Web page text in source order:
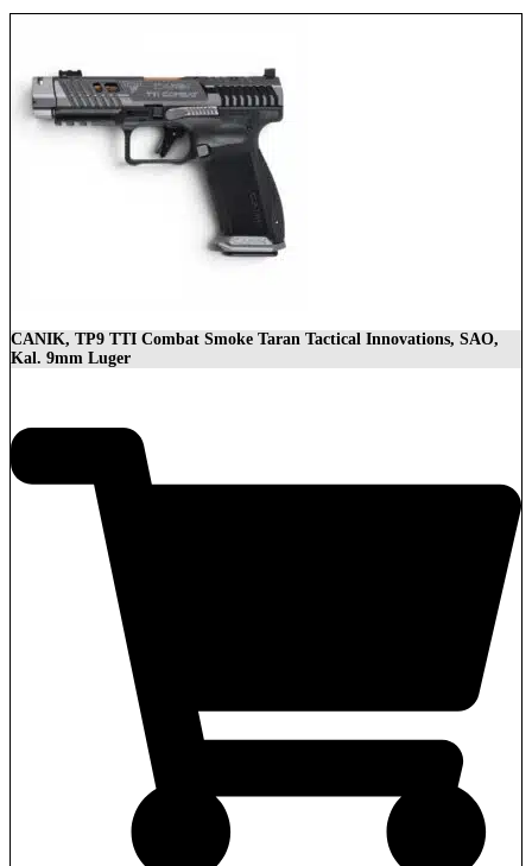
CANIK, TP9 TTI Combat Smoke Taran Tactical Innovations, SAO,
Kal. 9mm Luger